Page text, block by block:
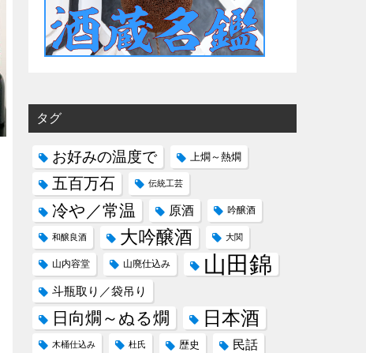
タグ
お好みの温度で 上燗～熱燗
五百万石 伝統工芸
冷や／常温 原酒 吟醸酒
和醸良酒 大吟醸酒 大関
山内容堂 山廃仕込み 山田錦
斗瓶取り／袋吊り
日向燗～ぬる燗 日本酒
木桶仕込み 杜氏 歴史 民話